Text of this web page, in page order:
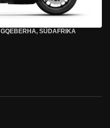
GQEBERHA, SÜDAFRIKA